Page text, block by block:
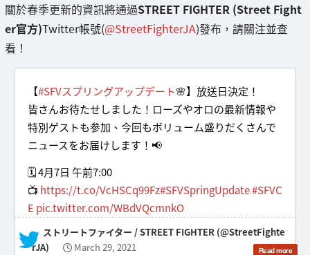
關於春季更新的資訊將通過STREET FIGHTER (Street Fight
er官方)Twitter帳號(@StreetFighterJA)發布，請關注並查
看！
【#SFVスプリングアップデート🌸】放送日決定！
皆さんお待たせしました！ローズやオロの最新情報や
特別ゲストも参加、今回もボリューム盛りだくさんで
ニュースをお届けします！📢
🗓 4月7日 午前7:00
📺 https://t.co/VcHSCq99Fz#SFVSpringUpdate#SFVC
E pic.twitter.com/WBdVQcmnkO
— ストリートファイター / STREET FIGHTER (@StreetFighte
rJA)
March 29, 2021